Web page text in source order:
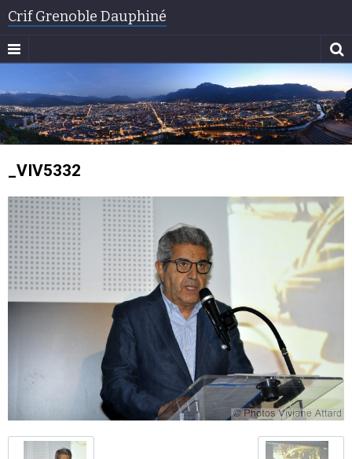
Crif Grenoble Dauphiné
_VIV5332